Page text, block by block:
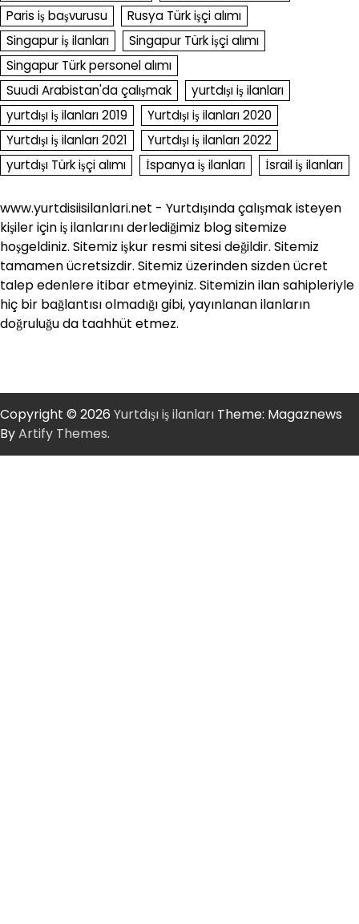
Paris iş başvurusu
Rusya Türk işçi alımı
Singapur iş ilanları
Singapur Türk işçi alımı
Singapur Türk personel alımı
Suudi Arabistan'da çalışmak
yurtdışı iş ilanları
yurtdışı iş ilanları 2019
Yurtdışı iş ilanları 2020
Yurtdışı iş ilanları 2021
Yurtdışı iş ilanları 2022
yurtdışı Türk işçi alımı
İspanya iş ilanları İsrail iş ilanları
www.yurtdisiisilanlari.net - Yurtdışında çalışmak isteyen
kişiler için iş ilanlarını derlediğimiz blog sitemize
hoşgeldiniz. Sitemiz işkur resmi sitesi değildir. Sitemiz
tamamen ücretsizdir. Sitemiz üzerinden sizden ücret
talep edenlere itibar etmeyiniz. Sitemizin ilan sahipleriyle
hiç bir bağlantısı olmadığı gibi, yayınlanan ilanların
doğruluğu da taahhüt etmez.
Copyright © 2026 Yurtdışı iş ilanları Theme: Magaznews
ByArtify Themes.